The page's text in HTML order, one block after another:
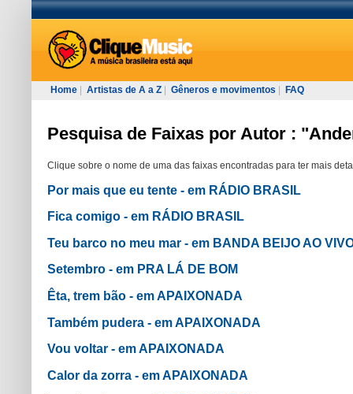
Home Artistas de A a Z Gêneros e movimentos FAQ
Pesquisa de Faixas por Autor :
Clique sobre o nome de uma das faixas encontradas para ter mais
Por mais que eu tente - em RÁDIO BRASIL
Fica comigo - em RÁDIO BRASIL
Teu barco no meu mar - em BANDA BEIJO AO
Setembro - em PRA LÁ DE BOM
Êta, trem bão - em APAIXONADA
Também pudera - em APAIXONADA
Vou voltar - em APAIXONADA
Calor da zorra - em APAIXONADA